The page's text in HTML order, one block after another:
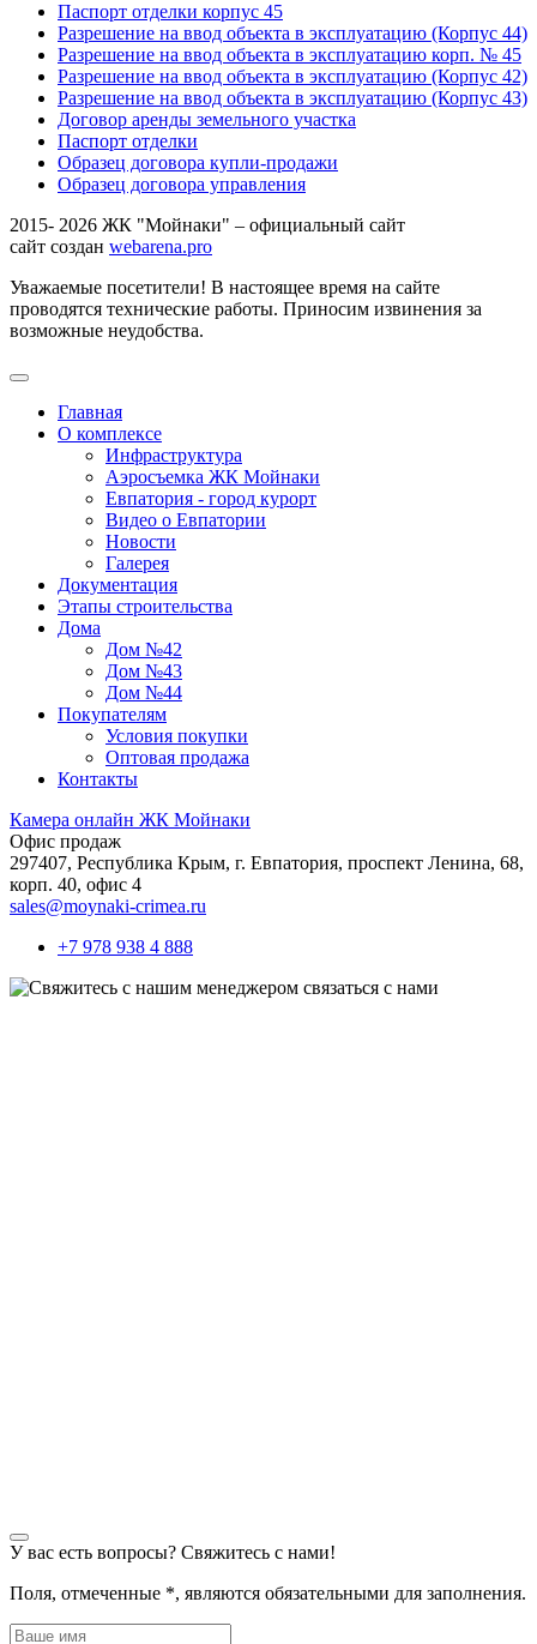
Паспорт отделки корпус 45
Разрешение на ввод объекта в эксплуатацию (Корпус 44)
Разрешение на ввод объекта в эксплуатацию корп. № 45
Разрешение на ввод объекта в эксплуатацию (Корпус 42)
Разрешение на ввод объекта в эксплуатацию (Корпус 43)
Договор аренды земельного участка
Паспорт отделки
Образец договора купли-продажи
Образец договора управления
2015- 2026 ЖК "Мойнаки" – официальный сайт
сайт создан webarena.pro
Уважаемые посетители! В настоящее время на сайте
проводятся технические работы. Приносим извинения за
возможные неудобства.
Главная
О комплексе
Инфраструктура
Аэросъемка ЖК Мойнаки
Евпатория - город курорт
Видео о Евпатории
Новости
Галерея
Документация
Этапы строительства
Дома
Дом №42
Дом №43
Дом №44
Покупателям
Условия покупки
Оптовая продажа
Контакты
Камера онлайн ЖК Мойнаки
Офис продаж
297407, Республика Крым, г. Евпатория, проспект Ленина, 68,
корп. 40, офис 4
sales@moynaki-crimea.ru
+7 978 938 4 888
связаться с нами
У вас есть вопросы? Свяжитесь с нами!
Поля, отмеченные *, являются обязательными для заполнения.